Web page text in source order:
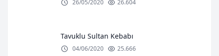
26/05/2020 26.604
Tavuklu Sultan Kebabı
04/06/2020 25.666